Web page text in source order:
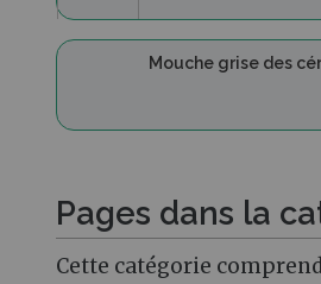
Mouche grise des
Pages dans la
Cette catégorie